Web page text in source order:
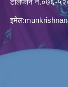
टेलिफोन न.०७६-
इमेल: